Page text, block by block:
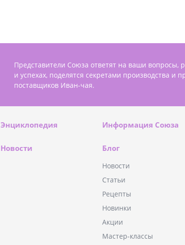
Представители Союза ответят на ваши вопросы,
и успехах, поделятся секретами производства и
поставщиков Иван-чая.
Энциклопедия Информация Союза
Новости Блог
Новости
Статьи
Рецепты
Новинки
Акции
Мастер-классы